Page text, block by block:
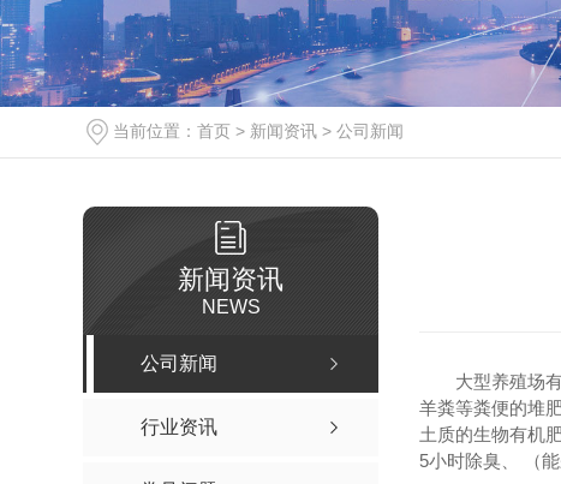
当前位置： 首页 > 新闻资讯 > 公司新闻
新闻资讯
NEWS
公司新闻
行业资讯
大型养殖场
羊粪等粪便的堆
土质的生物有机
5小时除臭、 （